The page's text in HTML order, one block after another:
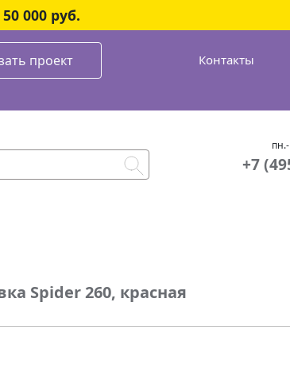
000 руб.
проект Контакты
+7
Spider 260, красная